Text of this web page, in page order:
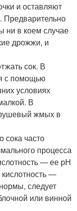
и оставляют
Предварительно
ни в коем случае
дрожжи, и
сок. В
с помощью
условиях
В
жмых в
сока часто
процесса
— ее рН
—
следует
или винной